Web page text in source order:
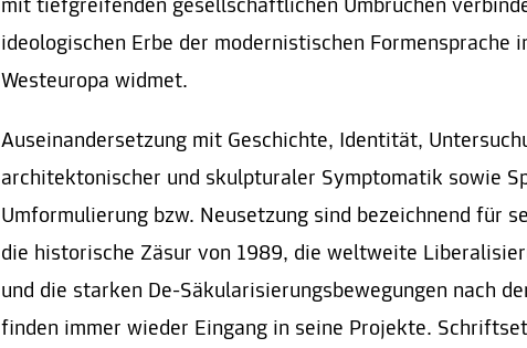
mit tiefgreifenden gesellschaftlichen Umbrüchen
ideologischen Erbe der modernistischen Formensprache
Westeuropa widmet.
Auseinandersetzung mit Geschichte, Identität,
architektonischer und skulpturaler Symptomatik sowie
Umformulierung bzw. Neusetzung sind bezeichnend für
die historische Zäsur von 1989, die weltweite
und die starken De-Säkularisierungsbewegungen nach
finden immer wieder Eingang in seine Projekte.